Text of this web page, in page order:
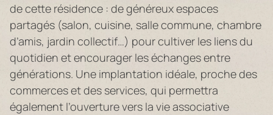
de cette résidence : de généreux espaces
partagés (salon, cuisine, salle commune, chambre
d’amis, jardin collectif…) pour cultiver les liens du
quotidien et encourager les échanges entre
générations. Une implantation idéale, proche des
commerces et des services, qui permettra
également l’ouverture vers la vie associative